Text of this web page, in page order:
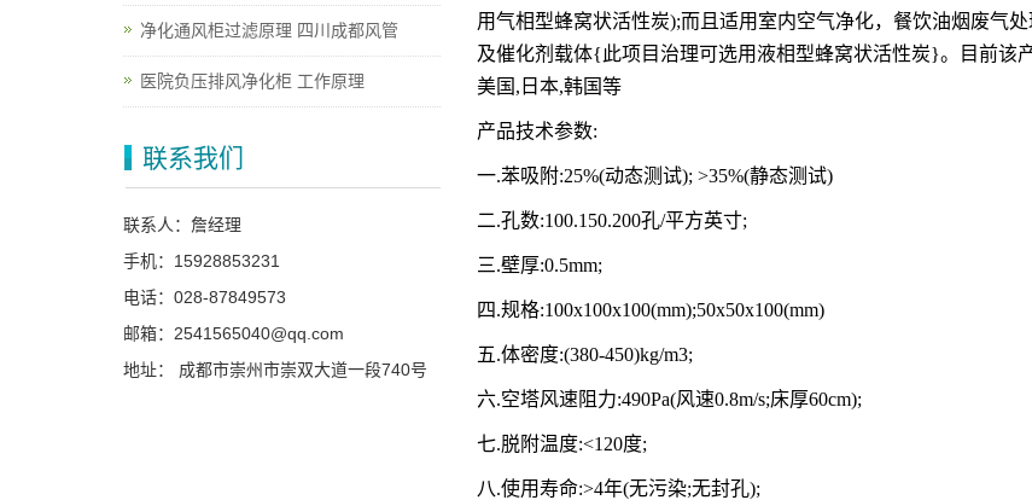
用气相型蜂窝状活性炭);而且适用室内空气净化，餐饮油烟废气
及催化剂载体{此项目治理可选用液相型蜂窝状活性炭}。目前该
美国,日本,韩国等
产品技术参数:
一.苯吸附:25%(动态测试); >35%(静态测试)
二.孔数:100.150.200孔/平方英寸;
三.壁厚:0.5mm;
四.规格:100x100x100(mm);50x50x100(mm)
五.体密度:(380-450)kg/m3;
六.空塔风速阻力:490Pa(风速0.8m/s;床厚60cm);
七.脱附温度:<120度;
八.使用寿命:>4年(无污染;无封孔);
净化通风柜过滤原理 四川成都风管
医院负压排风净化柜 工作原理
联系我们
联系人：詹经理
手机：15928853231
电话：028-87849573
邮箱：2541565040@qq.com
地址： 成都市崇州市崇双大道一段740号